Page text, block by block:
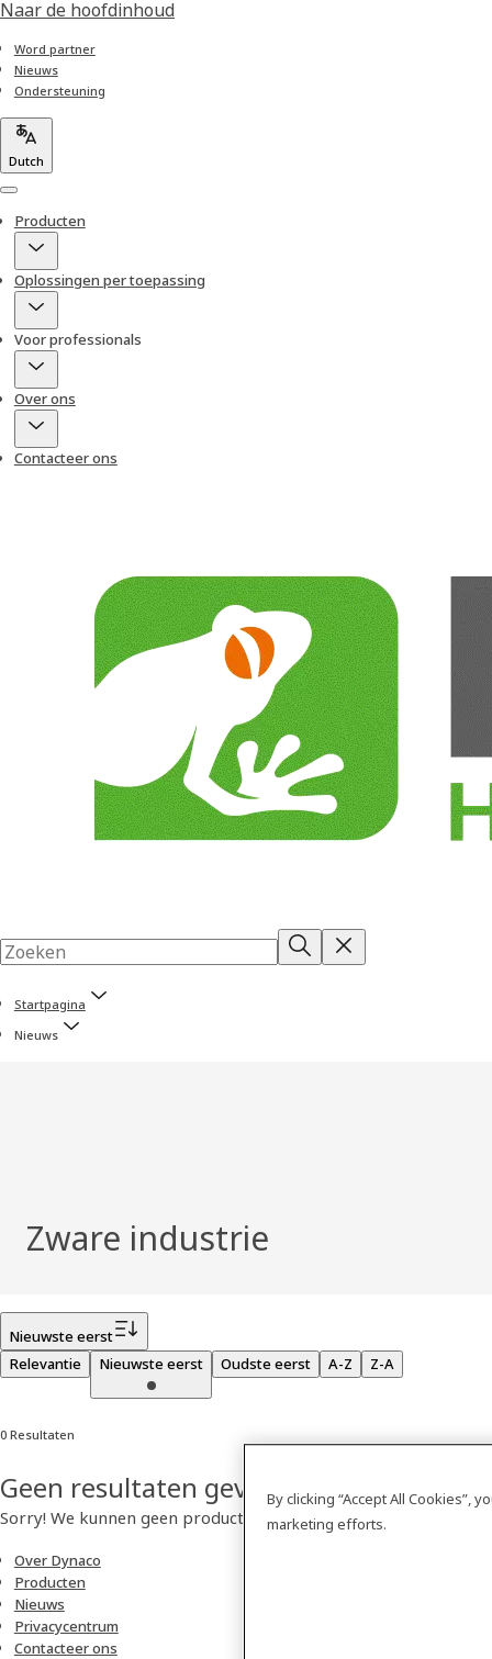
Naar de hoofdinhoud
Word partner
Nieuws
Ondersteuning
Dutch
Menu
Producten
Oplossingen per toepassing
Voor professionals
Over ons
Contacteer ons
Startpagina
Nieuws
Zware industrie
Nieuwste eerst
Relevantie
Nieuwste eerst Oudste eerst A-Z Z-A
0 Resultaten
Geen resultaten gevonden
Sorry! We kunnen geen product vinden.
Over Dynaco
Producten
Nieuws
Privacycentrum
Contacteer ons
By clicking “Accept All Cookies”,
marketing efforts.